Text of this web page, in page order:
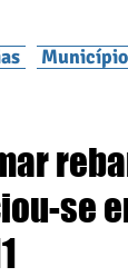
se